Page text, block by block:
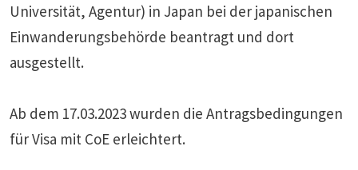
Universität, Agentur) in Japan bei der japanischen
Einwanderungsbehörde beantragt und dort
ausgestellt.
Ab dem 17.03.2023 wurden die Antragsbedingungen
für Visa mit CoE erleichtert.